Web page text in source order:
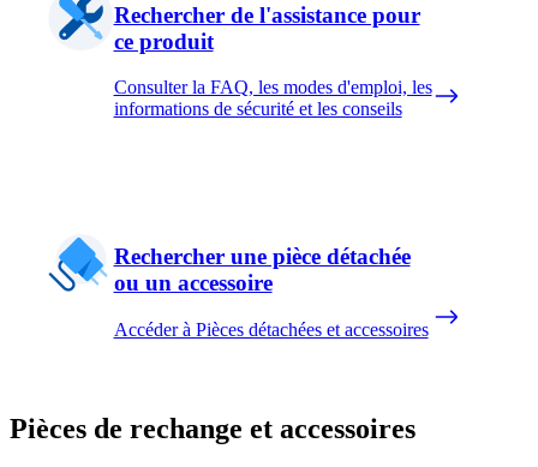
Rechercher de l'assistance pour
ce produit
Consulter la FAQ, les modes d'emploi, les
informations de sécurité et les conseils
Rechercher une pièce détachée
ou un accessoire
Accéder à Pièces détachées et accessoires
Pièces de rechange et accessoires